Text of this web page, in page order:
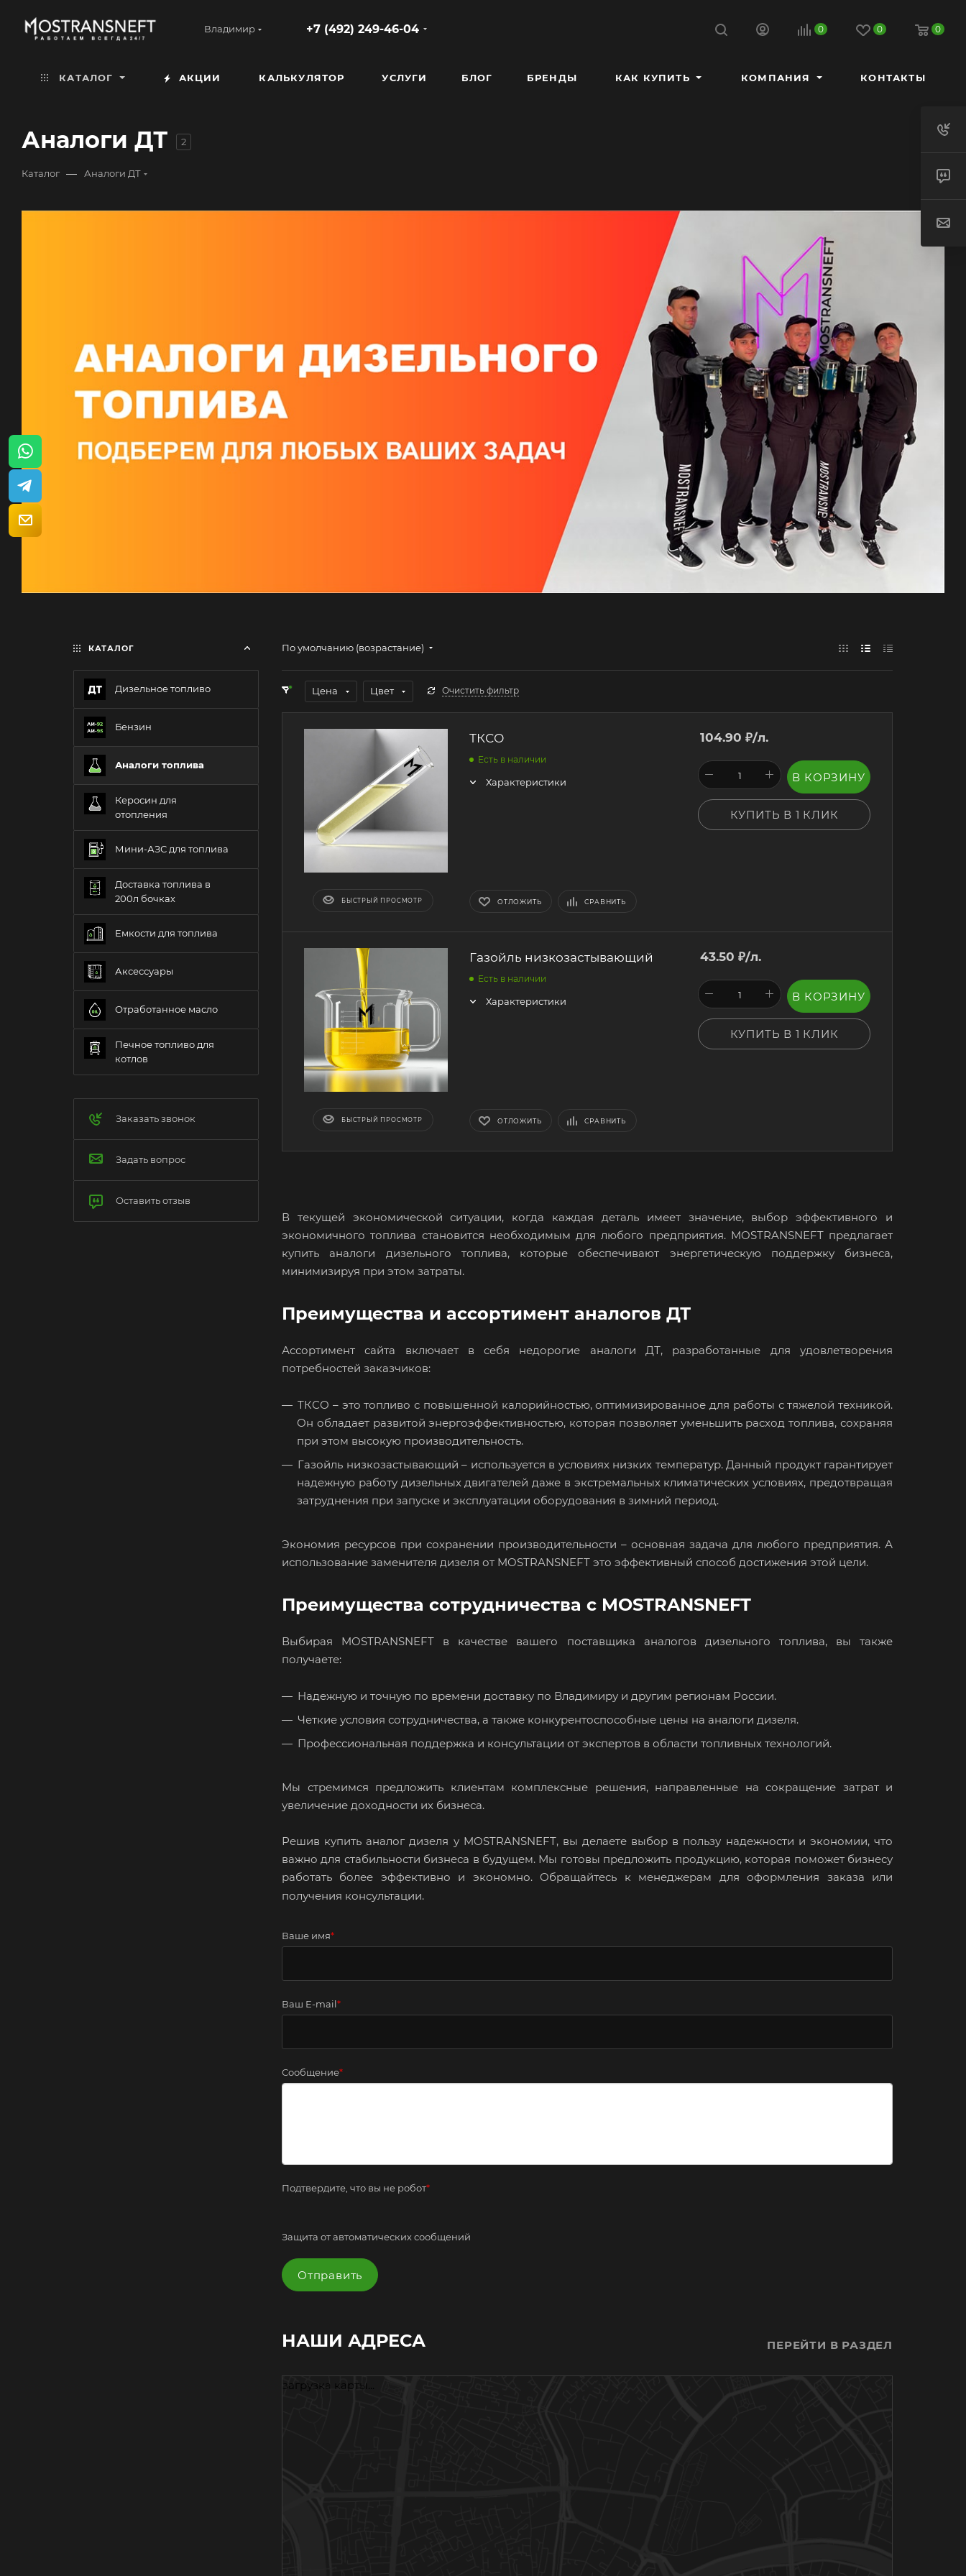
Владимир +7 (492) 249-46-04 0 0 0
КАТАЛОГ АКЦИИ КАЛЬКУЛЯТОР УСЛУГИ БЛОГ БРЕНДЫ КАК КУПИТЬ КОМПАНИЯ КОНТАКТЫ
Аналоги ДТ 2
Каталог — Аналоги ДТ
По умолчанию (возрастание)
Цена Цвет Очистить фильтр
БЫСТРЫЙ ПРОСМОТР
ТКСО
Есть в наличии
Характеристики
ОТЛОЖИТЬ СРАВНИТЬ
104.90 ₽/л.
В КОРЗИНУ
КУПИТЬ В 1 КЛИК
БЫСТРЫЙ ПРОСМОТР
Газойль низкозастывающий
Есть в наличии
Характеристики
ОТЛОЖИТЬ СРАВНИТЬ
43.50 ₽/л.
В КОРЗИНУ
КУПИТЬ В 1 КЛИК
В текущей экономической ситуации, когда каждая деталь имеет значение, выбор эффективного и
экономичного топлива становится необходимым для любого предприятия. MOSTRANSNEFT предлагает
купить аналоги дизельного топлива, которые обеспечивают энергетическую поддержку бизнеса,
минимизируя при этом затраты.
Преимущества и ассортимент аналогов ДТ
Ассортимент сайта включает в себя недорогие аналоги ДТ, разработанные для удовлетворения
потребностей заказчиков:
ТКСО – это топливо с повышенной калорийностью, оптимизированное для работы с тяжелой техникой.
Он обладает развитой энергоэффективностью, которая позволяет уменьшить расход топлива, сохраняя
при этом высокую производительность.
Газойль низкозастывающий – используется в условиях низких температур. Данный продукт гарантирует
надежную работу дизельных двигателей даже в экстремальных климатических условиях, предотвращая
затруднения при запуске и эксплуатации оборудования в зимний период.
Экономия ресурсов при сохранении производительности – основная задача для любого предприятия. А
использование заменителя дизеля от MOSTRANSNEFT это эффективный способ достижения этой цели.
Преимущества сотрудничества с MOSTRANSNEFT
Выбирая MOSTRANSNEFT в качестве вашего поставщика аналогов дизельного топлива, вы также
получаете:
Надежную и точную по времени доставку по Владимиру и другим регионам России.
Четкие условия сотрудничества, а также конкурентоспособные цены на аналоги дизеля.
Профессиональная поддержка и консультации от экспертов в области топливных технологий.
Мы стремимся предложить клиентам комплексные решения, направленные на сокращение затрат и
увеличение доходности их бизнеса.
Решив купить аналог дизеля у MOSTRANSNEFT, вы делаете выбор в пользу надежности и экономии, что
важно для стабильности бизнеса в будущем. Мы готовы предложить продукцию, которая поможет бизнесу
работать более эффективно и экономно. Обращайтесь к менеджерам для оформления заказа или
получения консультации.
Ваше имя*
Ваш E-mail*
Сообщение*
Подтвердите, что вы не робот*
Защита от автоматических сообщений
НАШИ АДРЕСА ПЕРЕЙТИ В РАЗДЕЛ
загрузка карты...
КАТАЛОГ
Дизельное топливо
Бензин
Аналоги топлива
Керосин для
отопления
Мини-АЗС для топлива
Доставка топлива в
200л бочках
Емкости для топлива
Аксессуары
Отработанное масло
Печное топливо для
котлов
Заказать звонок
Задать вопрос
Оставить отзыв